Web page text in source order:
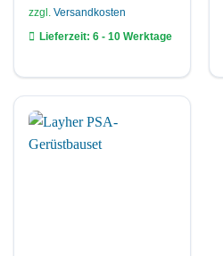
zzgl. Versandkosten
Lieferzeit: 6 - 10 Werktage